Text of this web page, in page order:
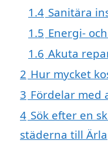
1.4 Sanitära
1.5 Energi-
1.6 Akuta
2 Hur mycket
3 Fördelar med
4 Sök efter en
städerna till Ärla